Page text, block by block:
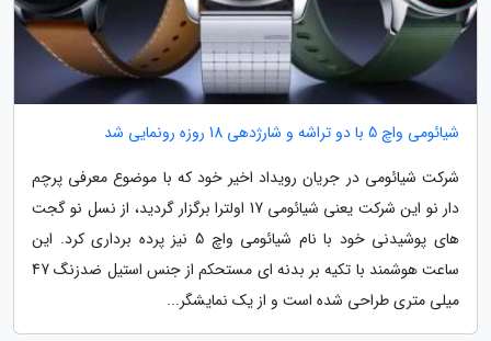
شیائومی واچ 5 با دو تراشه و شارژدهی 18 روزه رونمایی شد
شرکت شیائومی در جریان رویداد اخیر خود که با موضوع معرفی پرچم
دار نو این شرکت یعنی شیائومی 17 اولترا برگزار گردید، از نسل نو گجت
های پوشیدنی خود با نام شیائومی واچ 5 نیز پرده برداری کرد. این
ساعت هوشمند با تکیه بر بدنه ای مستحکم از جنس استیل ضدزنگ 47
میلی متری طراحی شده است و از یک نمایشگر...